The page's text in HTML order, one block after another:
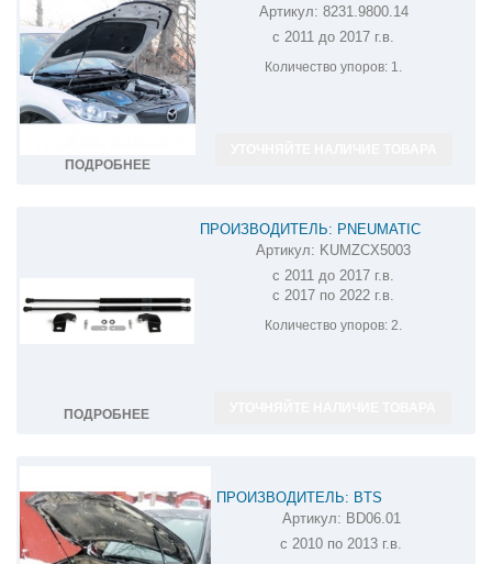
ПОДРОБНЕЕ
АМОРТИЗАТОР (УПОР) КАПОТА НА
MAZDA CX-5 8231.9800.14
Артикул: 8231.9800.14
с 2011 до 2017 г.в.
Количество упоров: 1.
ПОДРОБНЕЕ
ПРОИЗВОДИТЕЛЬ: PNEUMATIC
АМОРТИЗАТОР (УПОР) КАПОТА НА
MAZDA CX-5 KUMZCX5003
Артикул: KUMZCX5003
с 2011 до 2017 г.в.
с 2017 по 2022 г.в.
Количество упоров:2.
ПРОИЗВОДИТЕЛЬ: BTS
АМОРТИЗАТОР (УПОР) КАПОТА НА
MAZDA 3 BD06.01
Артикул: BD06.01
с 2010 по 2013 г.в.